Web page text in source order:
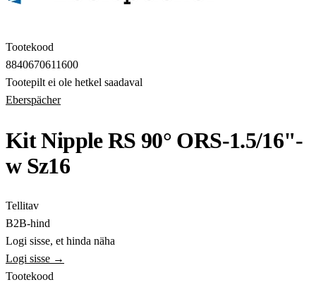
Tootekood
8840670611600
Tootepilt ei ole hetkel saadaval
Eberspächer
Kit Nipple RS 90° ORS-1.5/16"-
w Sz16
Tellitav
B2B-hind
Logi sisse, et hinda näha
Logi sisse →
Tootekood